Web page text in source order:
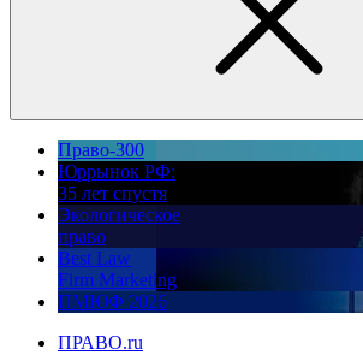
Право-300
Юррынок РФ:
35 лет спустя
Экологическое
право
Best Law
Firm Marketing
ПМЮФ 2026
ПРАВО.ru